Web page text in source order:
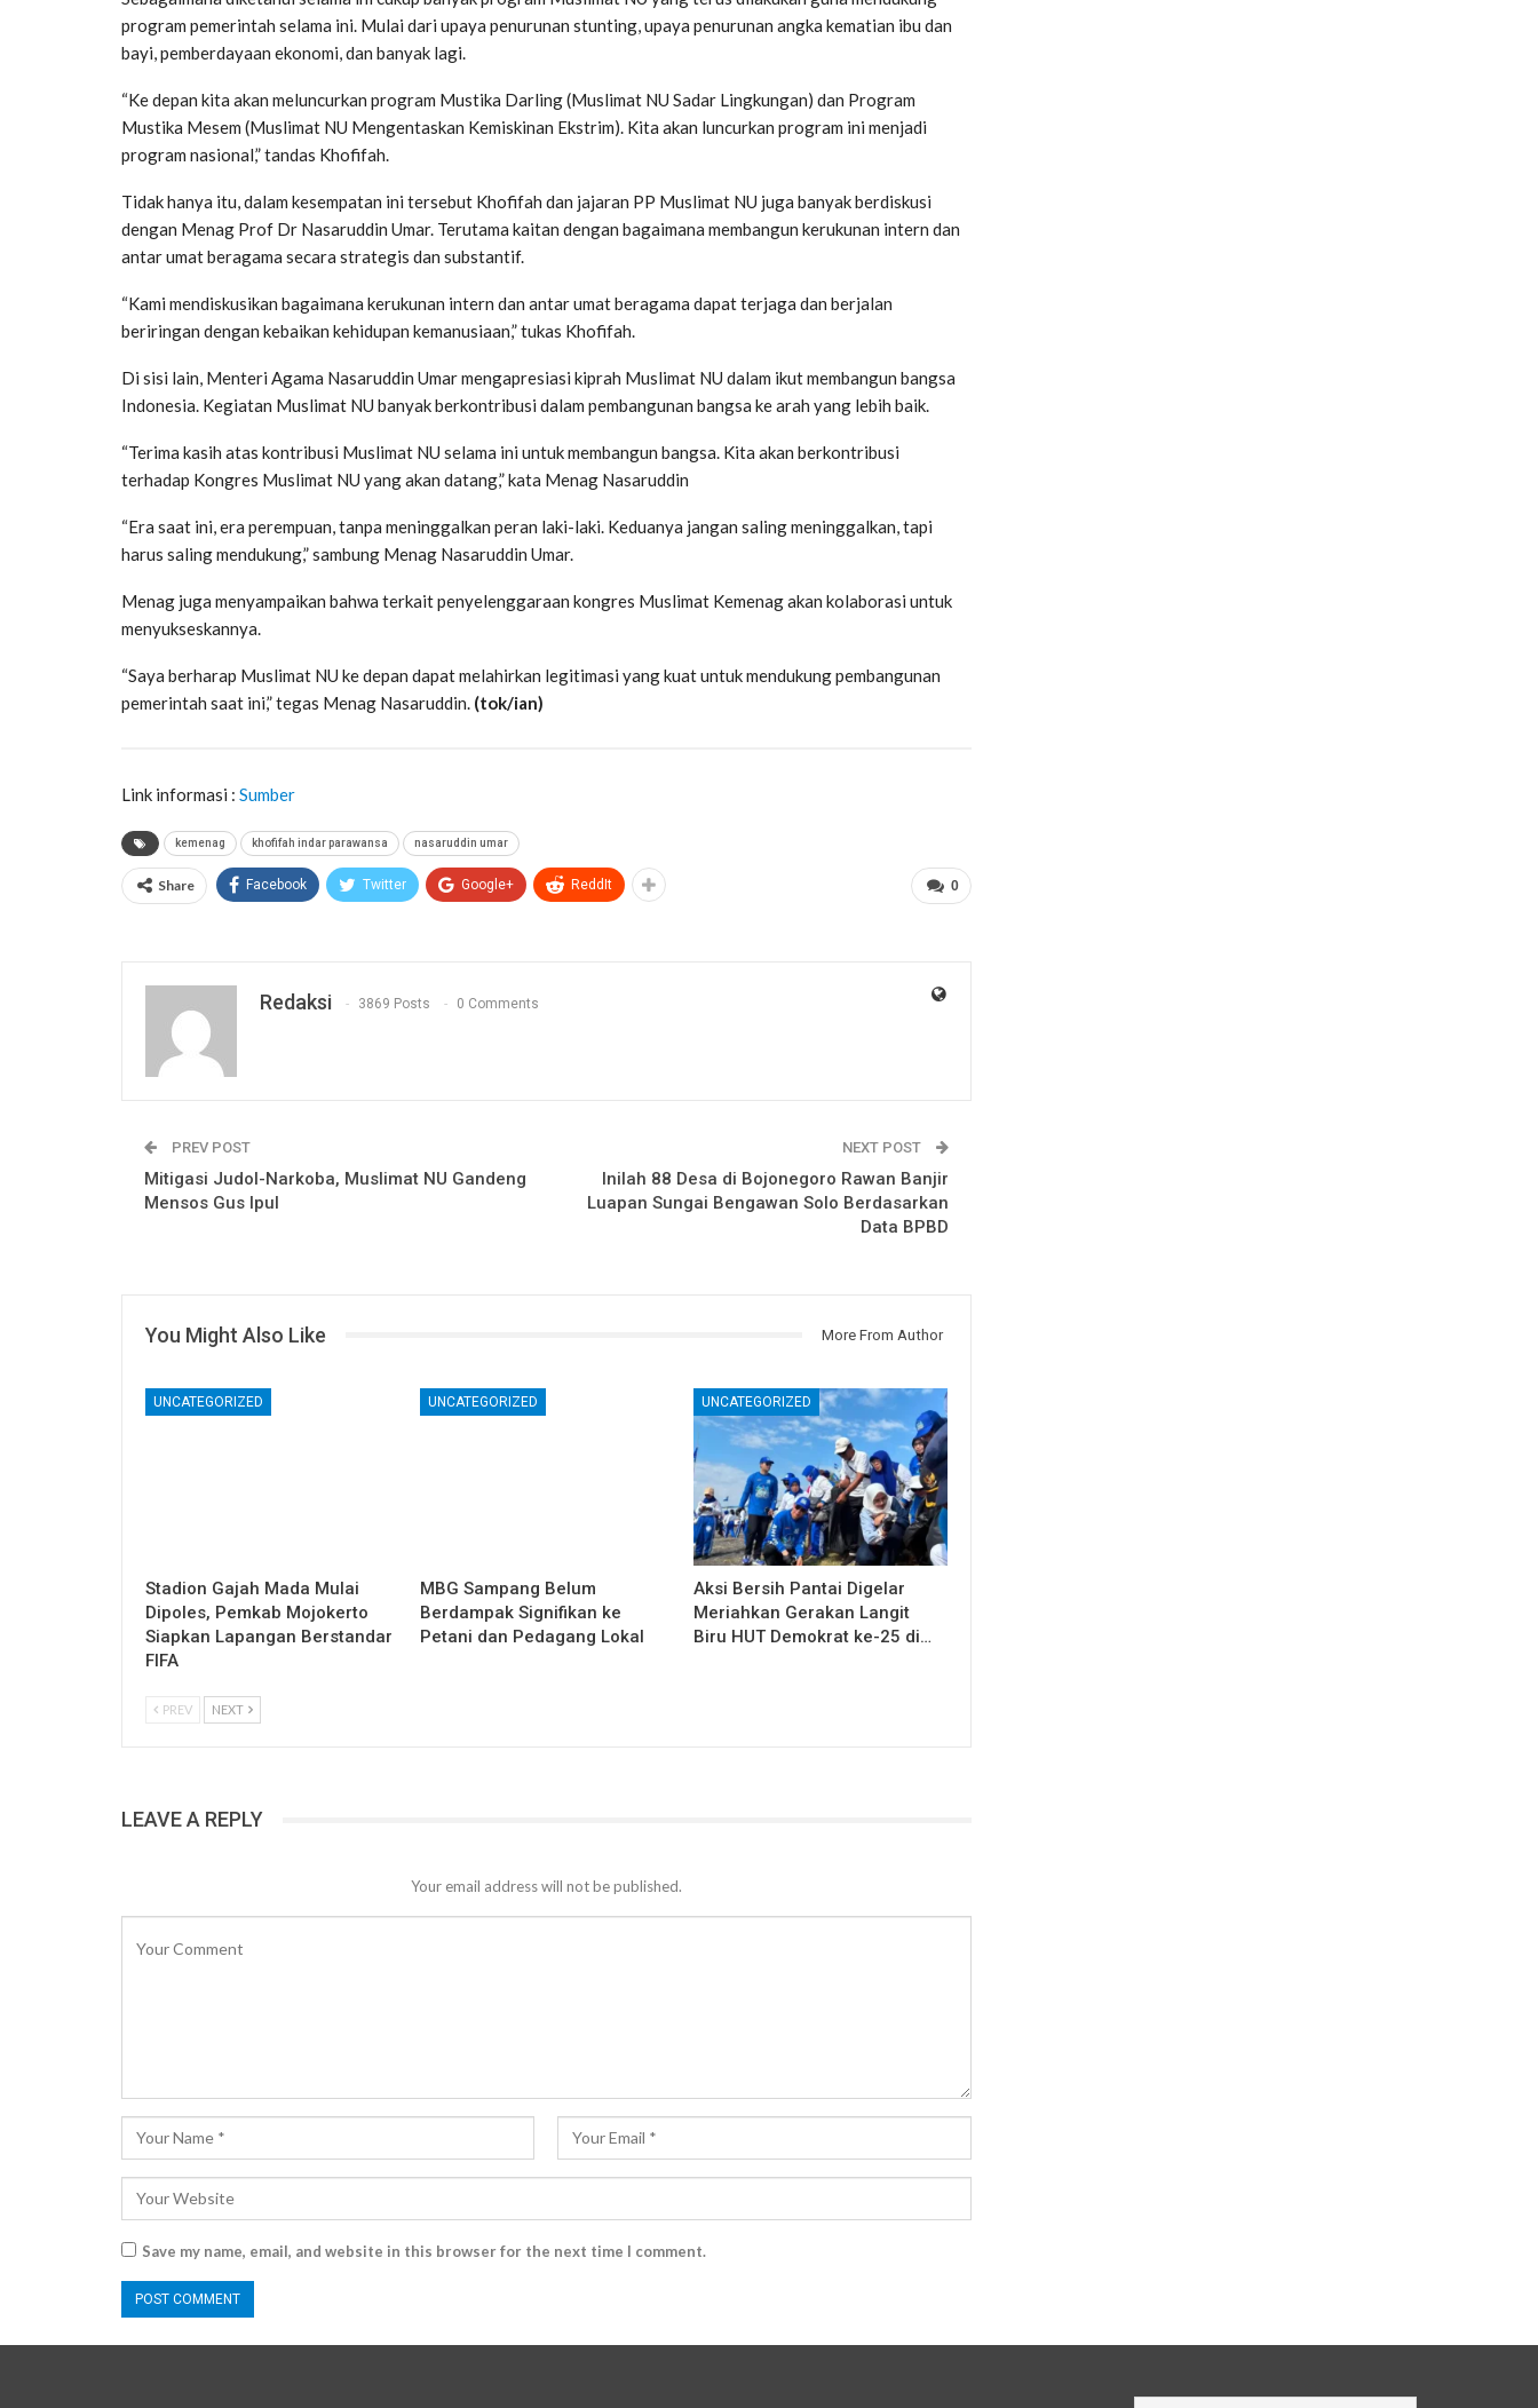
program pemerintah selama ini. Mulai dari upaya penurunan stunting, upaya penurunan angka kematian ibu dan
bayi, pemberdayaan ekonomi, dan banyak lagi.
“Ke depan kita akan meluncurkan program Mustika Darling (Muslimat NU Sadar Lingkungan) dan Program
Mustika Mesem (Muslimat NU Mengentaskan Kemiskinan Ekstrim). Kita akan luncurkan program ini menjadi
program nasional,” tandas Khofifah.
Tidak hanya itu, dalam kesempatan ini tersebut Khofifah dan jajaran PP Muslimat NU juga banyak berdiskusi
dengan Menag Prof Dr Nasaruddin Umar. Terutama kaitan dengan bagaimana membangun kerukunan intern dan
antar umat beragama secara strategis dan substantif.
“Kami mendiskusikan bagaimana kerukunan intern dan antar umat beragama dapat terjaga dan berjalan
beriringan dengan kebaikan kehidupan kemanusiaan,” tukas Khofifah.
Di sisi lain, Menteri Agama Nasaruddin Umar mengapresiasi kiprah Muslimat NU dalam ikut membangun bangsa
Indonesia. Kegiatan Muslimat NU banyak berkontribusi dalam pembangunan bangsa ke arah yang lebih baik.
“Terima kasih atas kontribusi Muslimat NU selama ini untuk membangun bangsa. Kita akan berkontribusi
terhadap Kongres Muslimat NU yang akan datang,” kata Menag Nasaruddin
“Era saat ini, era perempuan, tanpa meninggalkan peran laki-laki. Keduanya jangan saling meninggalkan, tapi
harus saling mendukung,” sambung Menag Nasaruddin Umar.
Menag juga menyampaikan bahwa terkait penyelenggaraan kongres Muslimat Kemenag akan kolaborasi untuk
menyukseskannya.
“Saya berharap Muslimat NU ke depan dapat melahirkan legitimasi yang kuat untuk mendukung pembangunan
pemerintah saat ini,” tegas Menag Nasaruddin. (tok/ian)
Link informasi : Sumber
kemenag khofifah indar parawansa nasaruddin umar
0
Share Facebook Twitter Google+ ReddIt
Redaksi 3869 Posts 0 Comments
PREV POST
Mitigasi Judol-Narkoba, Muslimat NU Gandeng
Mensos Gus Ipul
NEXT POST
Inilah 88 Desa di Bojonegoro Rawan Banjir
Luapan Sungai Bengawan Solo Berdasarkan
Data BPBD
You Might Also Like More From Author
UNCATEGORIZED
Stadion Gajah Mada Mulai
Dipoles, Pemkab Mojokerto
Siapkan Lapangan Berstandar
FIFA
UNCATEGORIZED
MBG Sampang Belum
Berdampak Signifikan ke
Petani dan Pedagang Lokal
UNCATEGORIZED
Aksi Bersih Pantai Digelar
Meriahkan Gerakan Langit
Biru HUT Demokrat ke-25 di…
PREV NEXT
LEAVE A REPLY
Your email address will not be published.
Save my name, email, and website in this browser for the next time I comment.